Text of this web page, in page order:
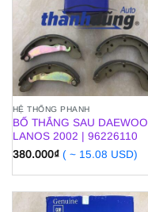
HỆ THỐNG PHANH
BỐ THẮNG SAU DAEWOO
LANOS 2002 | 96226110
380.000₫ ( ~ 15.08 USD)